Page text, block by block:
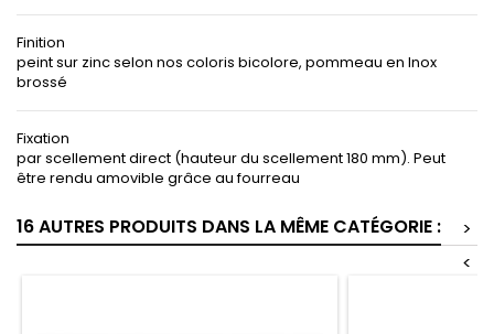
Finition
peint sur zinc selon nos coloris bicolore, pommeau en Inox
brossé
Fixation
par scellement direct (hauteur du scellement 180 mm). Peut
être rendu amovible grâce au fourreau
16 AUTRES PRODUITS DANS LA MÊME CATÉGORIE :
>
<